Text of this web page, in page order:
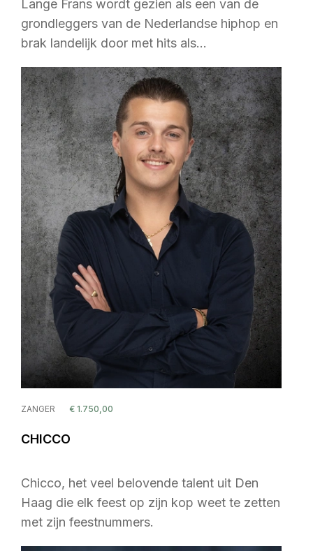
Lange Frans wordt gezien als een van de
grondleggers van de Nederlandse hiphop en
brak landelijk door met hits als…
ZANGER € 1.750,00
CHICCO
Chicco, het veel belovende talent uit Den
Haag die elk feest op zijn kop weet te zetten
met zijn feestnummers.